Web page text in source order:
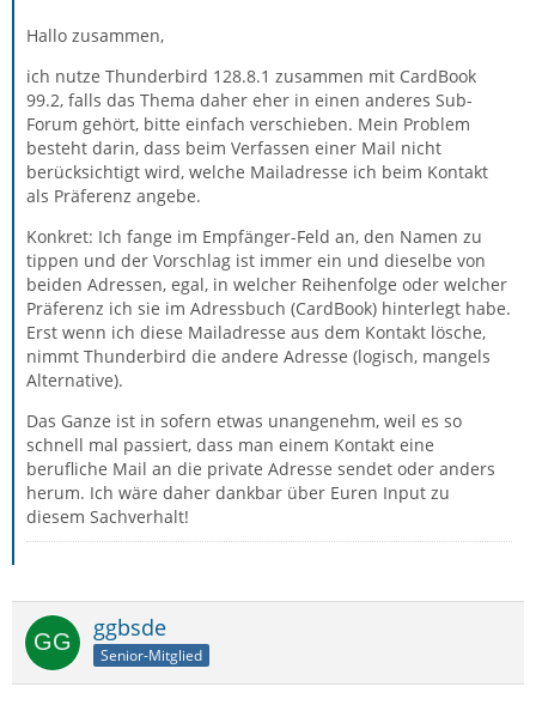
Hallo zusammen,
ich nutze Thunderbird 128.8.1 zusammen mit CardBook
99.2, falls das Thema daher eher in einen anderes Sub-
Forum gehört, bitte einfach verschieben. Mein Problem
besteht darin, dass beim Verfassen einer Mail nicht
berücksichtigt wird, welche Mailadresse ich beim Kontakt
als Präferenz angebe.
Konkret: Ich fange im Empfänger-Feld an, den Namen zu
tippen und der Vorschlag ist immer ein und dieselbe von
beiden Adressen, egal, in welcher Reihenfolge oder welcher
Präferenz ich sie im Adressbuch (CardBook) hinterlegt habe.
Erst wenn ich diese Mailadresse aus dem Kontakt lösche,
nimmt Thunderbird die andere Adresse (logisch, mangels
Alternative).
Das Ganze ist in sofern etwas unangenehm, weil es so
schnell mal passiert, dass man einem Kontakt eine
berufliche Mail an die private Adresse sendet oder anders
herum. Ich wäre daher dankbar über Euren Input zu
diesem Sachverhalt!
ggbsde
Senior-Mitglied